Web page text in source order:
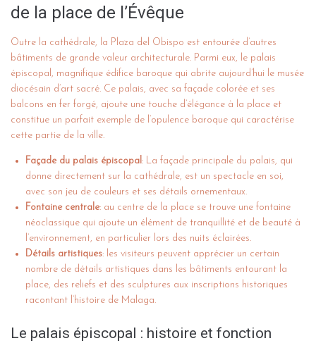
de la place de l’Évêque
Outre la cathédrale, la Plaza del Obispo est entourée d’autres
bâtiments de grande valeur architecturale. Parmi eux, le palais
épiscopal , magnifique édifice baroque qui abrite aujourd’hui le musée
diocésain d’art sacré. Ce palais, avec sa façade colorée et ses
balcons en fer forgé, ajoute une touche d’élégance à la place et
constitue un parfait exemple de l’opulence baroque qui caractérise
cette partie de la ville.
Façade du palais épiscopal : La façade principale du palais, qui
donne directement sur la cathédrale, est un spectacle en soi,
avec son jeu de couleurs et ses détails ornementaux.
Fontaine centrale: au centre de la place se trouve une fontaine
néoclassique qui ajoute un élément de tranquillité et de beauté à
l’environnement, en particulier lors des nuits éclairées.
Détails artistiques: les visiteurs peuvent apprécier un certain
nombre de détails artistiques dans les bâtiments entourant la
place, des reliefs et des sculptures aux inscriptions historiques
racontant l’histoire de Malaga.
Le palais épiscopal : histoire et fonction